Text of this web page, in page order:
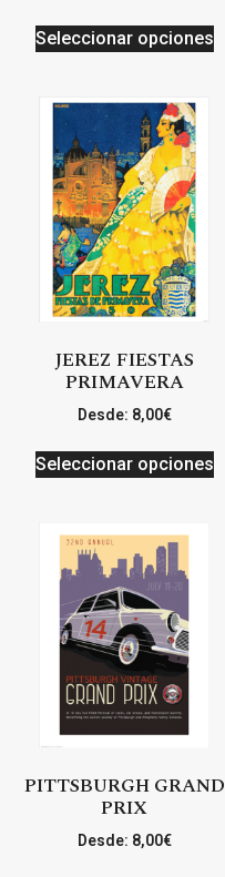
Seleccionar opciones
JEREZ FIESTAS
PRIMAVERA
Desde: 8,00€
Seleccionar opciones
PITTSBURGH GRAND
PRIX
Desde: 8,00€